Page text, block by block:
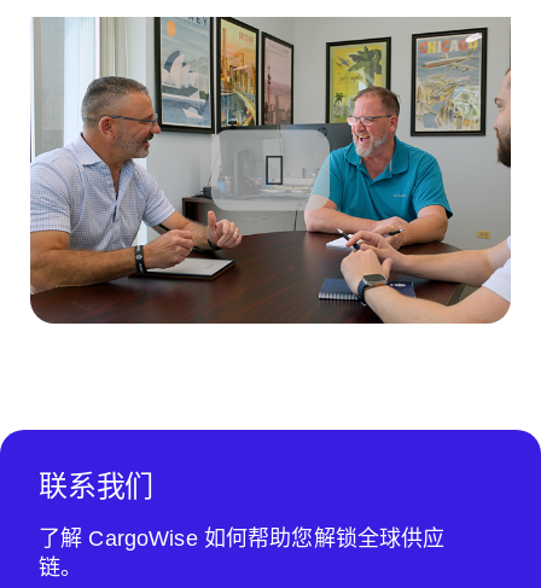
联系我们
了解 CargoWise 如何帮助您解锁全球供应
链。